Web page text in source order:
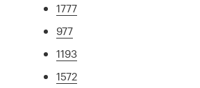
1777
977
1193
1572